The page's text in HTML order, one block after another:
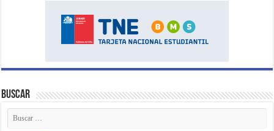
Buscar